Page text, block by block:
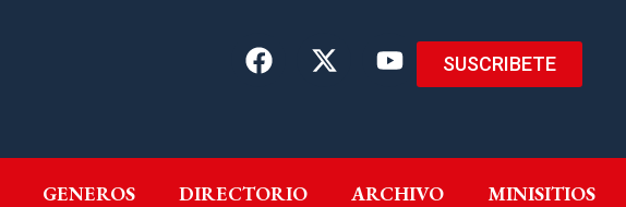
SUSCRIBETE
GENEROS DIRECTORIO ARCHIVO MINISITIOS
GENEROS DIRECTORIO ARCHIVO MINISITIOS